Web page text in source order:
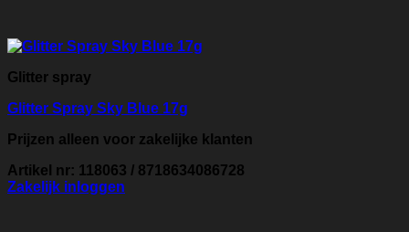
Glitter spray
Glitter Spray Sky Blue 17g
Prijzen alleen voor zakelijke klanten
Artikel nr: 118063 / 8718634086728
Zakelijk inloggen